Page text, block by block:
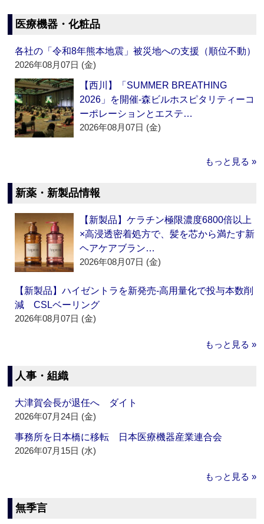
医療機器・化粧品
各社の「令和8年熊本地震」被災地への支援（順位不動）
2026年08月07日 (金)
【西川】「SUMMER BREATHING
2026」を開催‐森ビルホスピタリティーコ
ーポレーションとエステ…
2026年08月07日 (金)
もっと見る »
新薬・新製品情報
【新製品】ケラチン極限濃度6800倍以上
×高浸透密着処方で、髪を芯から満たす新
ヘアケアブラン…
2026年08月07日 (金)
【新製品】ハイゼントラを新発売‐高用量化で投与本数削
減 CSLベーリング
2026年08月07日 (金)
もっと見る »
人事・組織
大津賀会長が退任へ ダイト
2026年07月24日 (金)
事務所を日本橋に移転 日本医療機器産業連合会
2026年07月15日 (水)
もっと見る »
無季言